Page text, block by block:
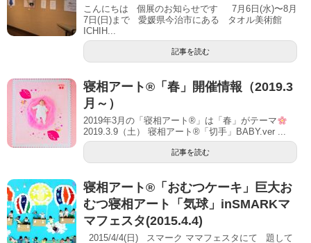
こんにちは 個展のお知らせです 7月6日(水)〜8月
7日(日)まで 愛媛県今治市にある タオル美術館
ICHIH...
記事を読む
寝相アート®「春」開催情報（2019.3
月～）
2019年3月の「寝相アート®」は「春」がテーマ
2019.3.9（土） 寝相アート®「切手」BABY.ver ...
記事を読む
寝相アート®「おむつケーキ」巨大お
むつ寝相アート「気球」inSMARKマ
マフェスタ(2015.4.4)
2015/4/4(日) スマーク ママフェスタにて 題して